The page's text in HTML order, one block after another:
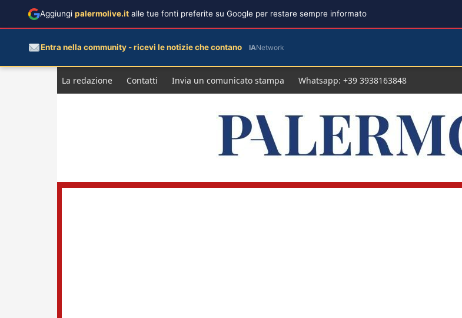
La redazione Contatti Invia un comunicato stampa Whatsapp: +39 3938163848
Aggiungi palermolive.it alle tue fonti preferite su Google per restare sempre informato
Entra nella community - ricevi le notizie che contano IANetwork